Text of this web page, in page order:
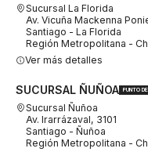
Sucursal La Florida
Av. Vicuña Mackenna
Santiago - La Florida
Región Metropolitana -
Ver más detalles
SUCURSAL ÑUÑOA PUNTO
Sucursal Ñuñoa
Av. Irarrázaval, 3101
Santiago - Ñuñoa
Región Metropolitana -